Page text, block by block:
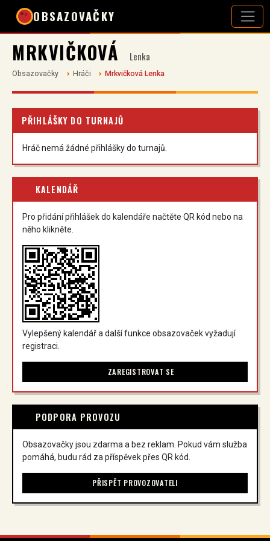
OBSAZOVAČKY
MRKVIČKOVÁ Lenka
Obsazovačky Hráči Mrkvičková Lenka
PŘIHLÁŠKY DO TURNAJŮ
Hráč nemá žádné přihlášky do turnajů.
KALENDÁŘ
Pro přidání přihlášek do kalendáře načtěte QR kód nebo na
něho klikněte.
Vylepšený kalendář a další funkce obsazovaček vyžadují
registraci.
ZAREGISTROVAT SE
PODPORA PROVOZU
Obsazovačky jsou zdarma a bez reklam. Pokud vám služba
pomáhá, budu rád za příspěvek přes QR kód.
PŘISPĚT PROVOZOVATELI